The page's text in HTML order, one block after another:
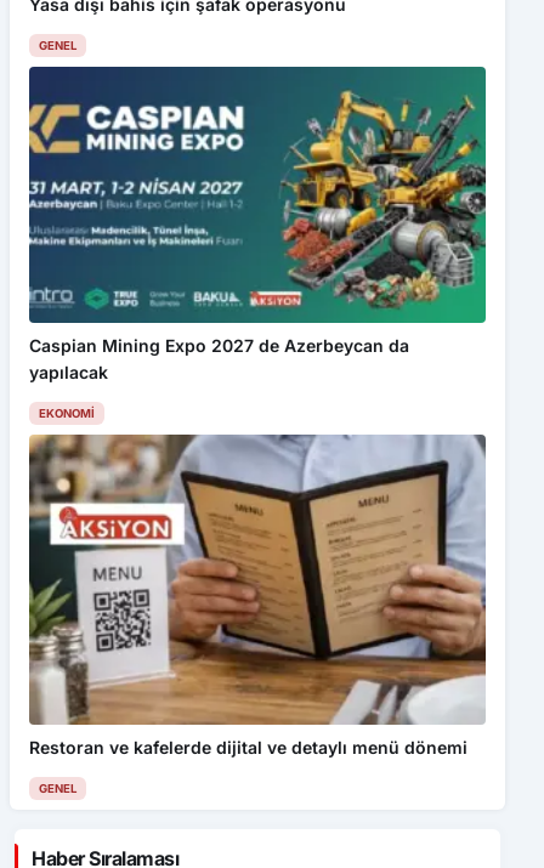
Yasa dışı bahis için şafak operasyonu
GENEL
Caspian Mining Expo 2027 de Azerbeycan da
yapılacak
EKONOMI
Restoran ve kafelerde dijital ve detaylı menü dönemi
GENEL
Haber Sıralaması